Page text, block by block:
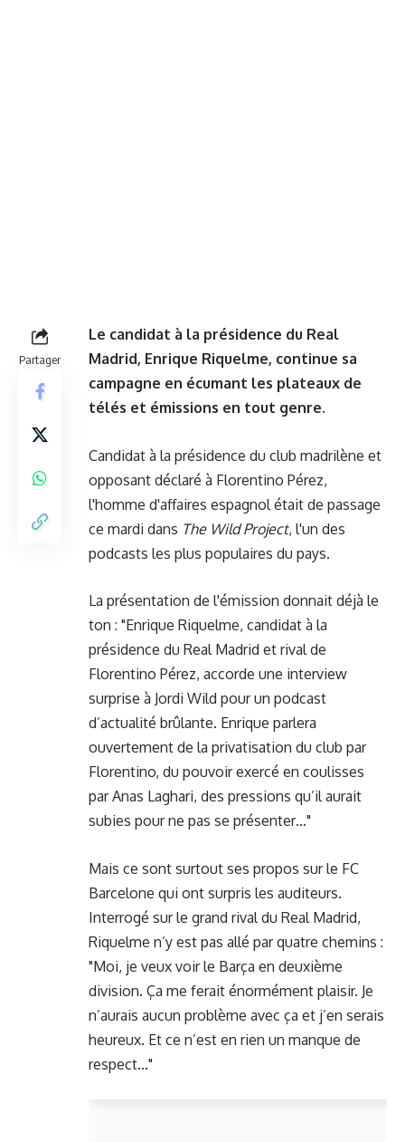
Partager
Le candidat à la présidence du Real
Madrid, Enrique Riquelme, continue sa
campagne en écumant les plateaux de
télés et émissions en tout genre.
Candidat à la présidence du club madrilène et
opposant déclaré à Florentino Pérez,
l'homme d'affaires espagnol était de passage
ce mardi dans The Wild Project, l'un des
podcasts les plus populaires du pays.
La présentation de l'émission donnait déjà le
ton : "Enrique Riquelme, candidat à la
présidence du Real Madrid et rival de
Florentino Pérez, accorde une interview
surprise à Jordi Wild pour un podcast
d’actualité brûlante. Enrique parlera
ouvertement de la privatisation du club par
Florentino, du pouvoir exercé en coulisses
par Anas Laghari, des pressions qu’il aurait
subies pour ne pas se présenter…"
Mais ce sont surtout ses propos sur le FC
Barcelone qui ont surpris les auditeurs.
Interrogé sur le grand rival du Real Madrid,
Riquelme n’y est pas allé par quatre chemins :
"Moi, je veux voir le Barça en deuxième
division. Ça me ferait énormément plaisir. Je
n’aurais aucun problème avec ça et j’en serais
heureux. Et ce n’est en rien un manque de
respect..."